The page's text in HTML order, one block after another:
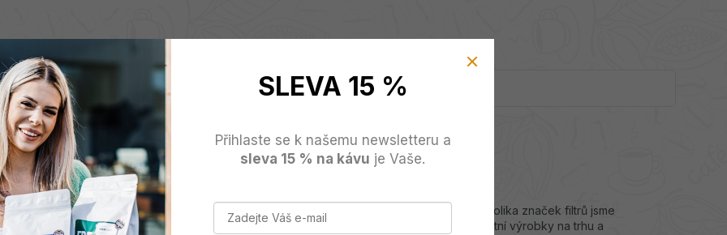
roli. Chuť papíru je to poslední, co chceme v šálku cítit. Po dlouhém testování několika značek filtrů jsme
, jelikož po důkladném propláchnutí zanechávají mnohem méně pachuti než ostatní výrobky na trhu a
SLEVA 15 %
Přihlaste se k našemu newsletteru a
sleva 15 % na kávu je Vaše.